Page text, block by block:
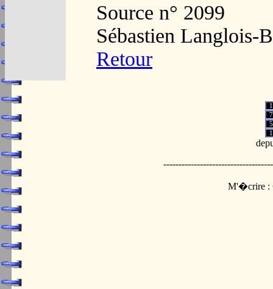
Source n° 2099
Sébastien Langlois-
Retour
M'�crire :